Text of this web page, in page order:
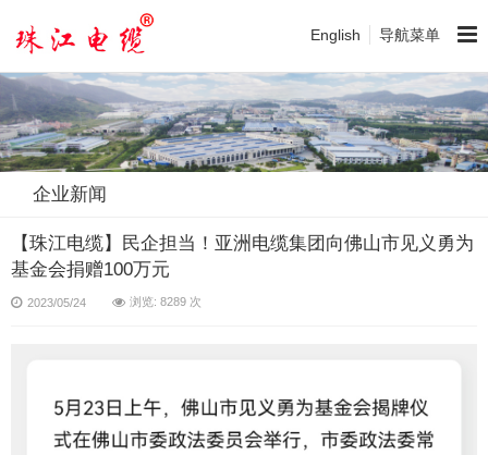
English 导航菜单
企业新闻
【珠江电缆】民企担当！亚洲电缆集团向佛山市见义勇为
基金会捐赠100万元
2023/05/24 浏览: 8289 次